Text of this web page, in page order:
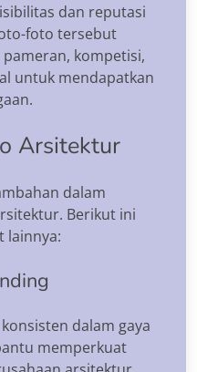
dan reputasi
foto tersebut
kompetisi,
untuk mendapatkan
Arsitektur
dalam
Berikut ini
lainnya:
dalam gaya
memperkuat